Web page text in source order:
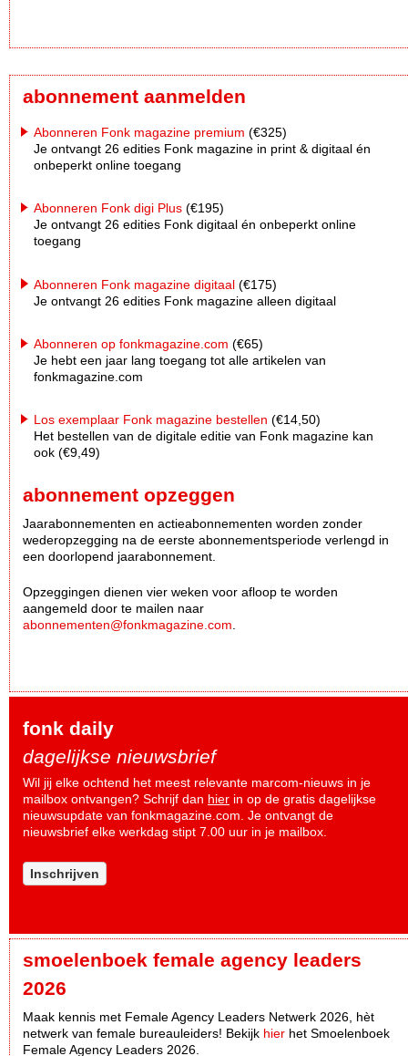
abonnement aanmelden
Abonneren Fonk magazine premium (€325)
Je ontvangt 26 edities Fonk magazine in print & digitaal én
onbeperkt online toegang
Abonneren Fonk digi Plus (€195)
Je ontvangt 26 edities Fonk digitaal én onbeperkt online
toegang
Abonneren Fonk magazine digitaal (€175)
Je ontvangt 26 edities Fonk magazine alleen digitaal
Abonneren op fonkmagazine.com (€65)
Je hebt een jaar lang toegang tot alle artikelen van
fonkmagazine.com
Los exemplaar Fonk magazine bestellen (€14,50)
Het bestellen van de digitale editie van Fonk magazine kan
ook (€9,49)
abonnement opzeggen
Jaarabonnementen en actieabonnementen worden zonder
wederopzegging na de eerste abonnementsperiode verlengd in
een doorlopend jaarabonnement.
Opzeggingen dienen vier weken voor afloop te worden
aangemeld door te mailen naar
abonnementen@fonkmagazine.com
fonk daily
dagelijkse nieuwsbrief
Wil jij elke ochtend het meest relevante marcom-nieuws in je
mailbox ontvangen? Schrijf dan hier in op de gratis dagelijkse
nieuwsupdate van fonkmagazine.com. Je ontvangt de
nieuwsbrief elke werkdag stipt 7.00 uur in je mailbox.
Inschrijven
smoelenboek female agency leaders
2026
Maak kennis met Female Agency Leaders Netwerk 2026, hèt
netwerk van female bureauleiders! Bekijk hier het Smoelenboek
Female Agency Leaders 2026.